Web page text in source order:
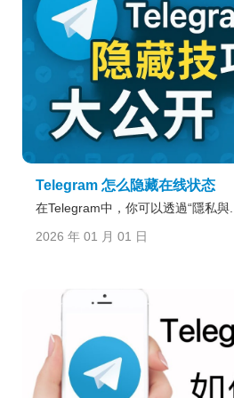
Telegram 怎么隐藏在线状态
在Telegram中，你可以透過“隱私與...
2026 年 01 月 01 日